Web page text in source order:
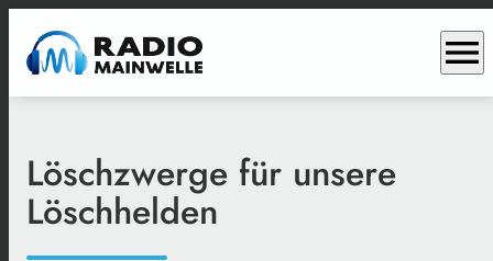
menu
Löschzwerge für unsere
Löschhelden